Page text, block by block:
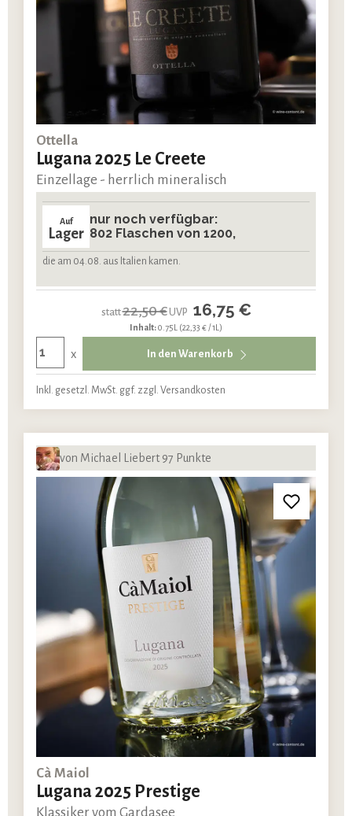
Ottella
Lugana 2025 Le Creete
Einzellage - herrlich mineralisch
Auf
Lager
nur noch verfügbar:
802 Flaschen von 1200,
die am 04.08. aus Italien kamen.
statt22,50 €UVP 16,75 €
Inhalt:0.75L (22,33 € / 1L)
x In den Warenkorb
Inkl. gesetzl. MwSt. ggf. zzgl. Versandkosten
von Michael Liebert 97 Punkte
Cà Maiol
Lugana 2025 Prestige
Klassiker vom Gardasee